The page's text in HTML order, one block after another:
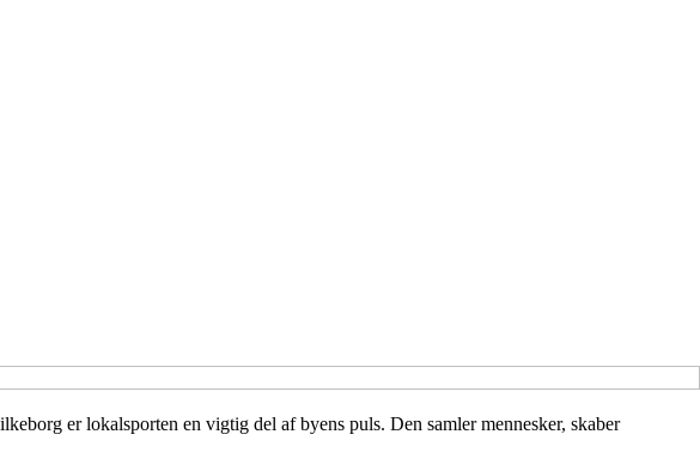
er lokalsporten en vigtig del af byens puls. Den samler mennesker, skaber